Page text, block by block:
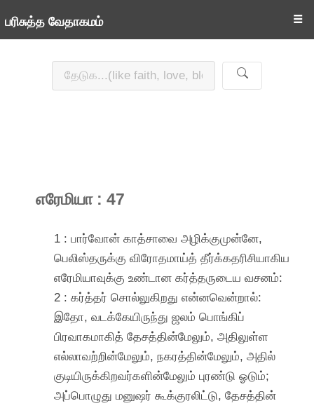
பரிசுத்த வேதாகமம் ☰
எரேமியா : 47
1 : பார்வோன் காத்சாவை அழிக்குமுன்னே,
பெலிஸ்தருக்கு விரோதமாய்த் தீர்க்கதரிசியாகிய
எரேமியாவுக்கு உண்டான கர்த்தருடைய வசனம்:
2 : கர்த்தர் சொல்லுகிறது என்னவென்றால்:
இதோ, வடக்கேயிருந்து ஜலம் பொங்கிப்
பிரவாகமாகித் தேசத்தின்மேலும், அதிலுள்ள
எல்லாவற்றின்மேலும், நகரத்தின்மேலும், அதில்
குடியிருக்கிறவர்களின்மேலும் புரண்டு ஓடும்;
அப்பொழுது மனுஷர் கூக்குரலிட்டு, தேசத்தின்